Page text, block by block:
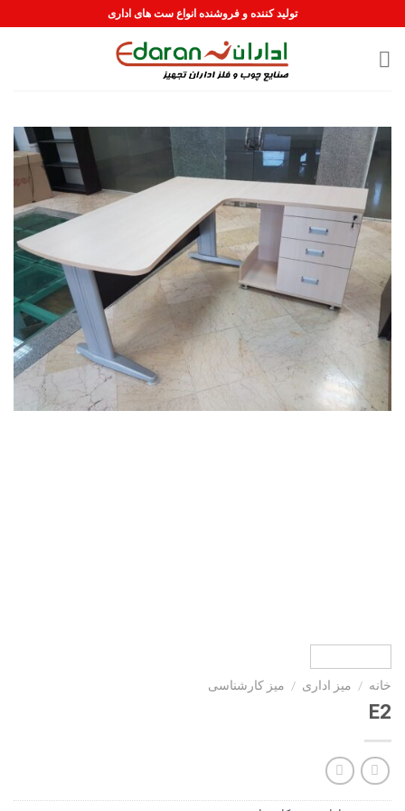
به
محتوا
تولید کننده و فروشنده انواع ست های اداری
خانه / ميز ادارى / میز کارشناسی
E2